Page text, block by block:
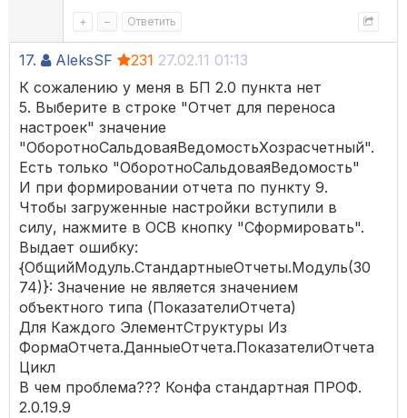
+ – Ответить
17. AleksSF 231 27.02.11 01:13
К сожалению у меня в БП 2.0 пункта нет
5. Выберите в строке "Отчет для переноса
настроек" значение
"ОборотноСальдоваяВедомостьХозрасчетный".
Есть только "ОборотноСальдоваяВедомость"
И при формировании отчета по пункту 9.
Чтобы загруженные настройки вступили в
силу, нажмите в ОСВ кнопку "Сформировать".
Выдает ошибку:
{ОбщийМодуль.СтандартныеОтчеты.Модуль(30
74)}: Значение не является значением
объектного типа (ПоказателиОтчета)
Для Каждого ЭлементСтруктуры Из
ФормаОтчета.ДанныеОтчета.ПоказателиОтчета
Цикл
В чем проблема??? Конфа стандартная ПРОФ.
2.0.19.9